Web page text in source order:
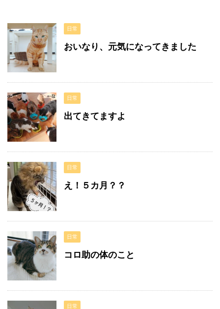
日常
おいなり、元気になってきました
日常
出てきてますよ
日常
え！５カ月？？
日常
コロ助の体のこと
日常